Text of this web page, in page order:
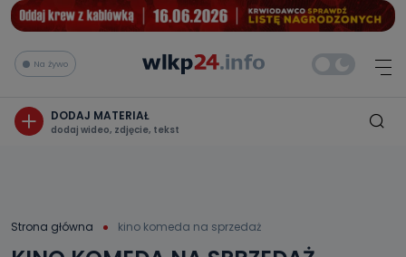
Na żywo
DODAJ MATERIAŁ
dodaj wideo, zdjęcie, tekst
Strona główna kino komeda na sprzedaż